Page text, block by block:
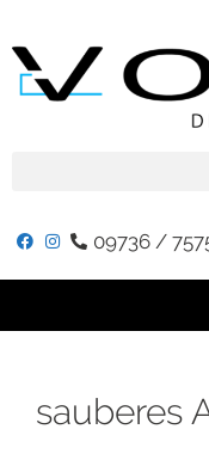
09736 /
sauberes